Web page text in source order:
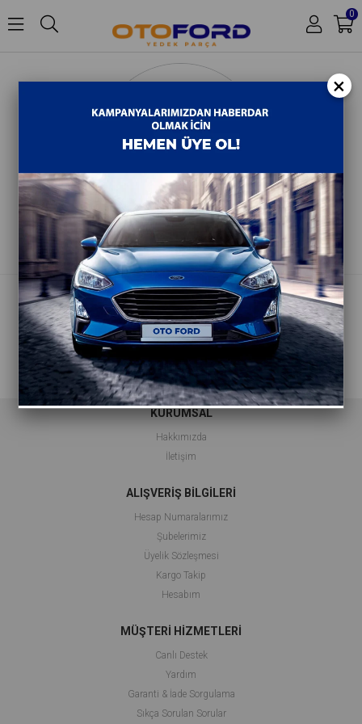
İletişim
0
KURUMSAL
Hakkımızda
İletişim
ALIŞVERİŞ BİLGİLERİ
Hesap Numaralarımız
Şubelerimiz
Üyelik Sözleşmesi
Kargo Takip
Hesabım
MÜŞTERİ HİZMETLERİ
Canlı Destek
Yardım
Garanti & İade Sorgulama
Sıkça Sorulan Sorular
×